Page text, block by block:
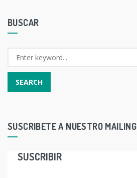
BUSCAR
SUSCRIBETE A NUESTRO MAILING
SUSCRIBIR